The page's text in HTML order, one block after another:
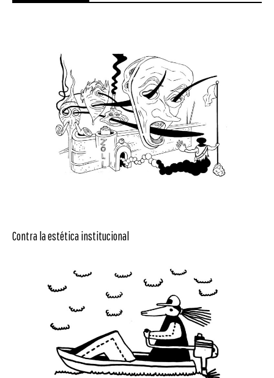
Contra la estética institucional